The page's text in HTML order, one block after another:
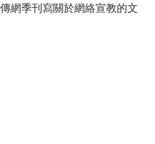
網季刊寫關於網絡宣教的文